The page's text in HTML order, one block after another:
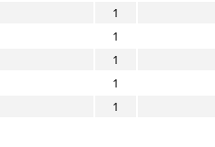
1
1
1
1
1